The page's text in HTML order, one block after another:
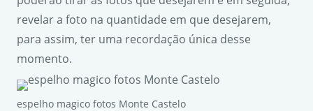
revelar a foto na quantidade em que desejarem,
para assim, ter uma recordação única desse
momento.
espelho magico fotos Monte Castelo